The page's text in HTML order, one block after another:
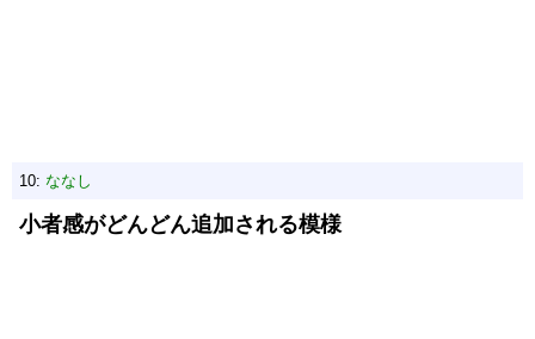
10: ななし
小者感がどんどん追加される模様